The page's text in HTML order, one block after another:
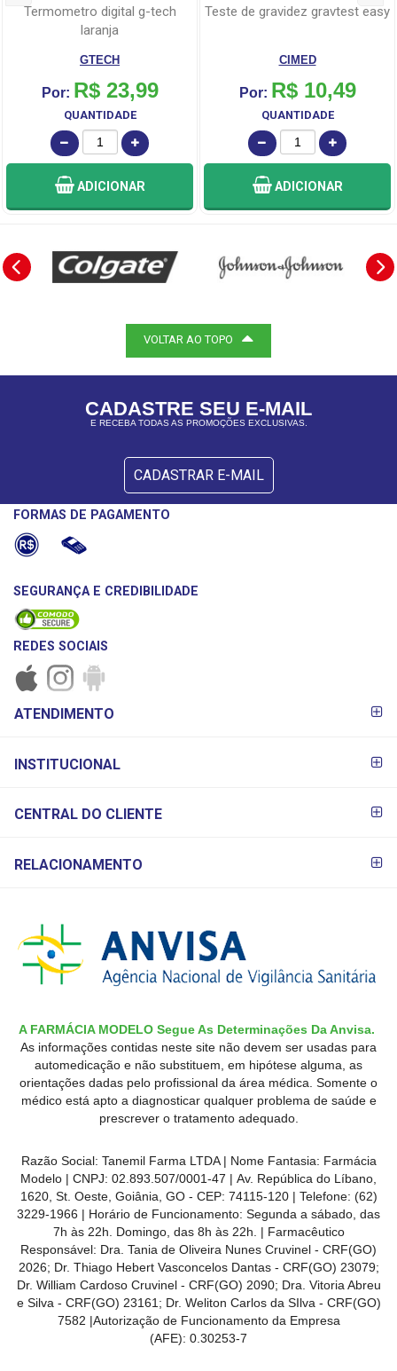
termometro digital g-tech
laranja
GTECH
Por: R$ 23,99
QUANTIDADE
ADICIONAR
teste de gravidez gravtest easy
CIMED
Por: R$ 10,49
QUANTIDADE
ADICIONAR
VOLTAR AO TOPO
CADASTRE SEU E-MAIL
E RECEBA TODAS AS PROMOÇÕES EXCLUSIVAS.
CADASTRAR E-MAIL
FORMAS DE PAGAMENTO
SEGURANÇA E CREDIBILIDADE
REDES SOCIAIS
PAGAMENTO
ATENDIMENTO
INSTITUCIONAL
CENTRAL DO CLIENTE
RELACIONAMENTO
A FARMÁCIA MODELO Segue As Determinações Da Anvisa.
As informações contidas neste site não devem ser usadas para
automedicação e não substituem, em hipótese alguma, as
orientações dadas pelo profissional da área médica. Somente o
médico está apto a diagnosticar qualquer problema de saúde e
prescrever o tratamento adequado.
Razão Social: Tanemil Farma LTDA | Nome Fantasia: Farmácia
Modelo | CNPJ: 02.893.507/0001-47 | Av. República do Líbano,
1620, St. Oeste, Goiânia, GO - CEP: 74115-120 | Telefone: (62)
3229-1966 | Horário de Funcionamento: Segunda a sábado, das
7h às 22h. Domingo, das 8h às 22h. | Farmacêutico
Responsável: Dra. Tania de Oliveira Nunes Cruvinel - CRF(GO)
2026; Dr. Thiago Hebert Vasconcelos Dantas - CRF(GO) 23079;
Dr. William Cardoso Cruvinel - CRF(GO) 2090; Dra. Vitoria Abreu
e Silva - CRF(GO) 23161; Dr. Weliton Carlos da SIlva - CRF(GO)
7582 |Autorização de Funcionamento da Empresa
(AFE): 0.30253-7